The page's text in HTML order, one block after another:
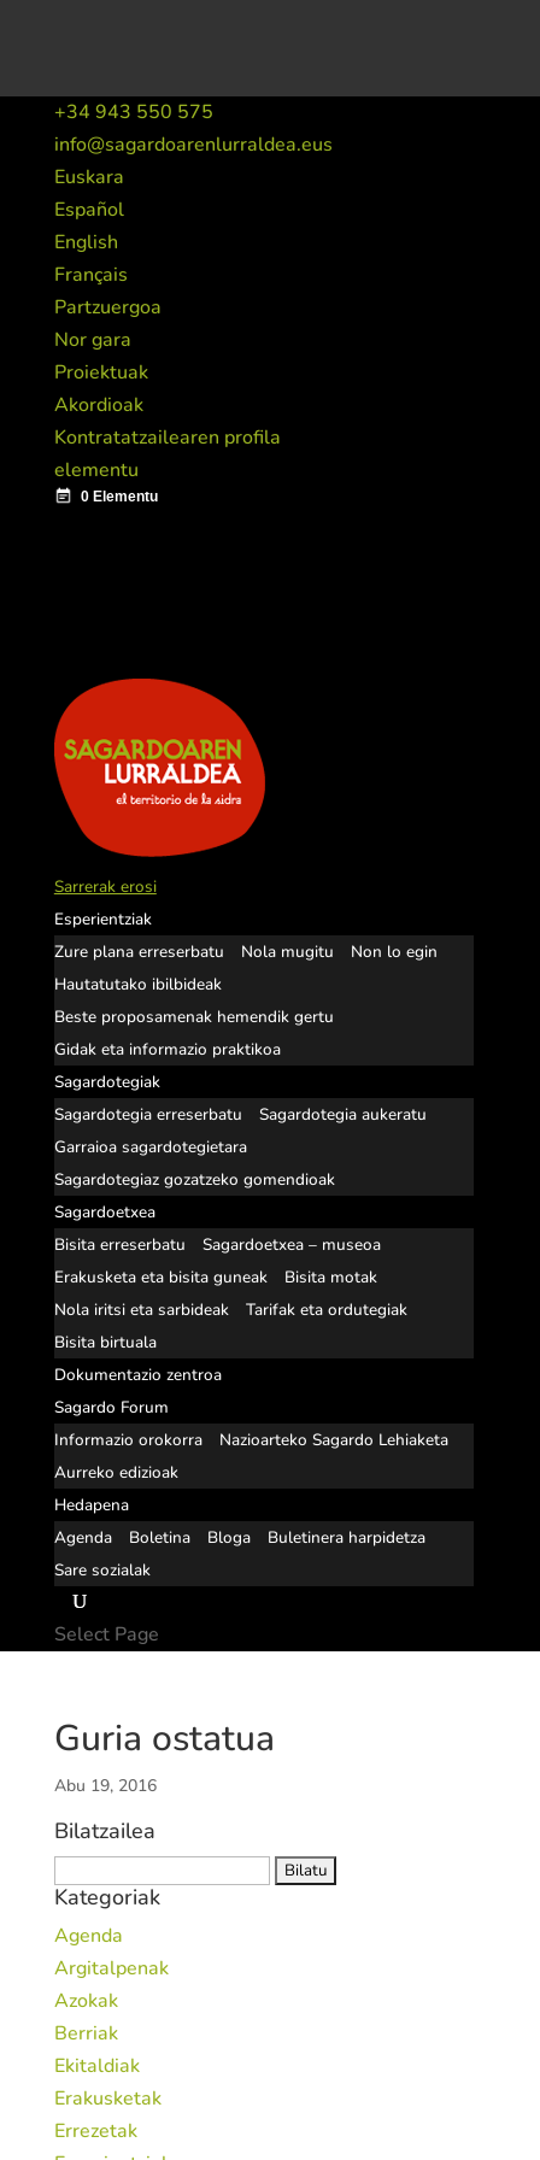
+34 943 550 575
info@sagardoarenlurraldea.eus
Euskara
Español
English
Français
Partzuergoa
Nor gara
Proiektuak
Akordioak
Kontratatzailearen profila
elementu
Sarrerak erosi
Esperientziak
Zure plana erreserbatu
Nola mugitu
Non lo egin
Hautatutako ibilbideak
Beste proposamenak hemendik gertu
Gidak eta informazio praktikoa
Sagardotegiak
Sagardotegia erreserbatu
Sagardotegia aukeratu
Garraioa sagardotegietara
Sagardotegiaz gozatzeko gomendioak
Sagardoetxea
Bisita erreserbatu
Sagardoetxea – museoa
Erakusketa eta bisita guneak
Bisita motak
Nola iritsi eta sarbideak
Tarifak eta ordutegiak
Bisita birtuala
Dokumentazio zentroa
Sagardo Forum
Informazio orokorra
Nazioarteko Sagardo Lehiaketa
Aurreko edizioak
Hedapena
Agenda
Boletina Bloga
Buletinera harpidetza
Sare sozialak
Select Page
Guria ostatua
Abu 19, 2016
Bilatzailea
Kategoriak
Agenda
Argitalpenak
Azokak
Berriak
Ekitaldiak
Erakusketak
Errezetak